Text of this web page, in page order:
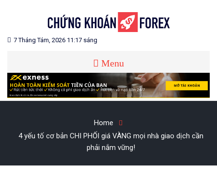
CHỨNG KHOÁN FOREX
Blog chia sẻ về Chứng Khoán và Forex
7 Tháng Tám, 2026 11:17 sáng
Menu
Home
4 yếu tố cơ bản CHI PHỐI giá VÀNG mọi nhà giao dịch cần
phải nắm vững!